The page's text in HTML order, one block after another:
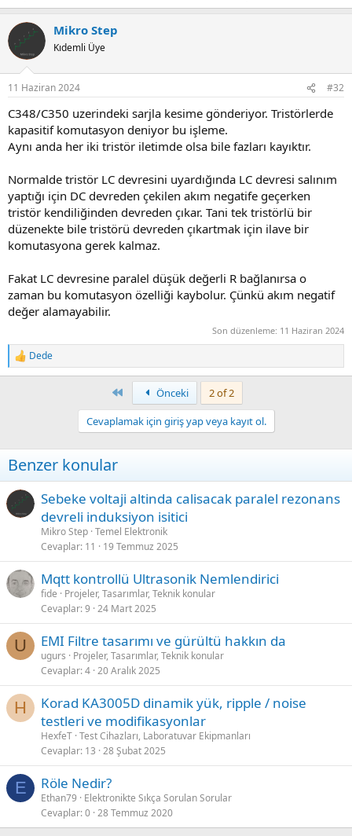
Mikro Step
Kıdemli Üye
11 Haziran 2024 #32
C348/C350 uzerindeki sarjla kesime gönderiyor. Tristörlerde
kapasitif komutasyon deniyor bu işleme.
Aynı anda her iki tristör iletimde olsa bile fazları kayıktır.
Normalde tristör LC devresini uyardığında LC devresi salınım
yaptığı için DC devreden çekilen akım negatife geçerken
tristör kendiliğinden devreden çıkar. Tani tek tristörlü bir
düzenekte bile tristörü devreden çıkartmak için ilave bir
komutasyona gerek kalmaz.
Fakat LC devresine paralel düşük değerli R bağlanırsa o
zaman bu komutasyon özelliği kaybolur. Çünkü akım negatif
değer alamayabilir.
Son düzenleme: 11 Haziran 2024
R
e
n
s
:
Dede
Önceki
2 of 2
Cevaplamak için giriş yap veya kayıt ol.
Benzer konular
Sebeke voltaji altinda calisacak paralel rezonans
devreli induksiyon isitici
Mikro Step Temel Elektronik
Cevaplar 11 19 Temmuz 2025
Mqtt kontrollü Ultrasonik Nemlendirici
fide
Projeler, Tasarımlar, Teknik konular
Cevaplar 9 24 Mart 2025
U EMI Filtre tasarımı ve gürültü hakkın da
ugurs
Projeler, Tasarımlar, Teknik konular
Cevaplar 4 20 Aralık 2025
H
Korad KA3005D dinamik yük, ripple / noise
testleri ve modifikasyonlar
HexfeT Test Cihazları, Laboratuvar Ekipmanları
Cevaplar 13 28 Şubat 2025
E Röle Nedir?
Ethan79
Elektronikte Sıkça Sorulan Sorular
Cevaplar 0 28 Temmuz 2020